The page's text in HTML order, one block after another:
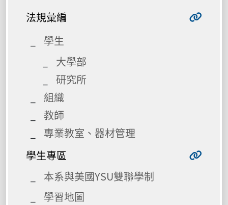
法規彙編
學生
大學部
研究所
組織
教師
專業教室、器材管理
學生專區
本系與美國YSU雙聯學制
學習地圖